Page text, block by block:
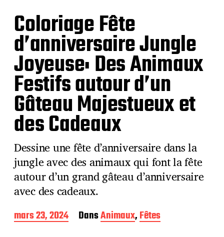
Coloriage Fête
d’anniversaire Jungle
Joyeuse: Des Animaux
Festifs autour d’un
Gâteau Majestueux et
des Cadeaux
Dessine une fête d’anniversaire dans la
jungle avec des animaux qui font la fête
autour d’un grand gâteau d’anniversaire
avec des cadeaux.
D
a
mars 23, 2024 DansAnimaux,Fêtes